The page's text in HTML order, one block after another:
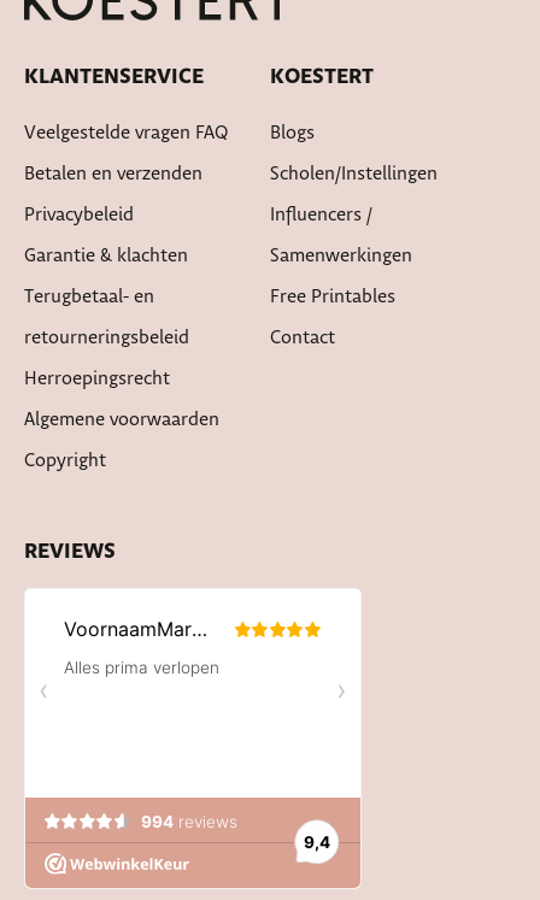
KLANTENSERVICE
Veelgestelde vragen FAQ
Betalen en verzenden
Privacybeleid
Garantie & klachten
Terugbetaal- en
retourneringsbeleid
Herroepingsrecht
Algemene voorwaarden
Copyright
KOESTERT
Blogs
Scholen/instellingen
Influencers /
Samenwerkingen
Free Printables
Contact
REVIEWS